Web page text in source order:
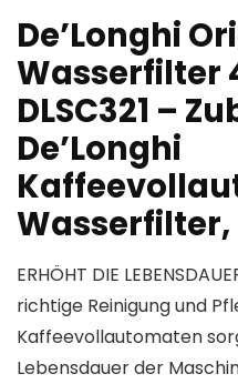
De’Longhi
Wasserfilter
DLSC321 –
De’Longhi
Wasserfilter,
ERHÖHT DIE
richtige Reinigung und
Kaffeevollautomaten
Lebensdauer der